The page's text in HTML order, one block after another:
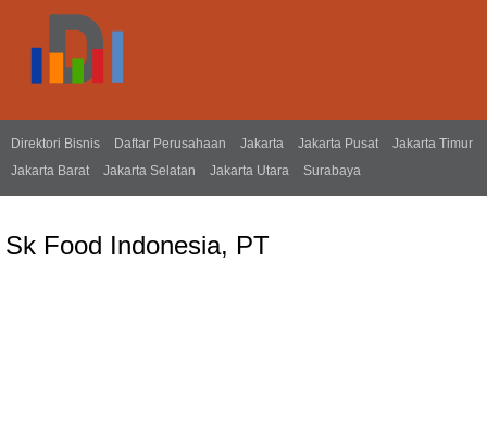
Direktori Bisnis Daftar Perusahaan Jakarta Jakarta Pusat
Jakarta Timur
Jakarta Barat
Jakarta Selatan Jakarta Utara Surabaya
Sk Food Indonesia, PT